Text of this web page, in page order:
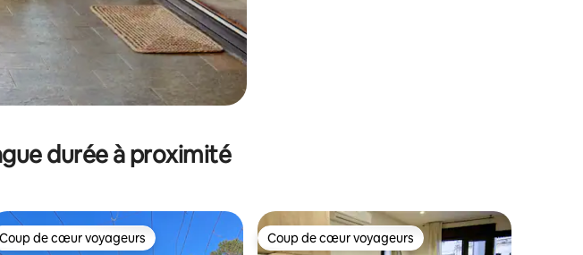
durée à proximité
Coup de cœur voyageurs
Coup de cœur voyageurs Coup de cœur voyageurs
Coup de cœur voyageurs